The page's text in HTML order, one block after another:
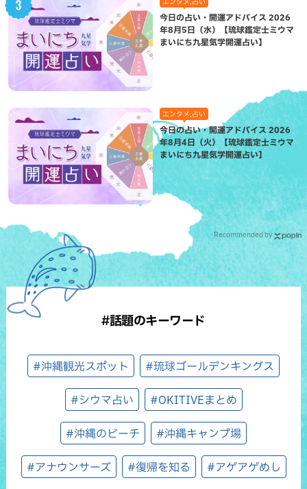
今日の占い・開運アドバイス 2026
年8月5日（水）【琉球鑑定士ミウマ
まいにち九星気学開運占い】
エンタメ,占い
今日の占い・開運アドバイス 2026
年8月4日（火）【琉球鑑定士ミウマ
まいにち九星気学開運占い】
Recommended by
#話題のキーワード
#沖縄観光スポット #琉球ゴールデンキングス
#シウマ占い #OKITIVEまとめ
#沖縄のビーチ #沖縄キャンプ場
#アナウンサーズ #復帰を知る #アゲアゲめし